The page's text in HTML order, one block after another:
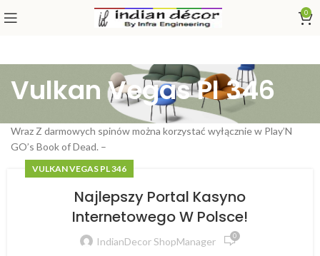
0
Vulkan Vegas Pl 346
Wraz Z darmowych spinów można korzystać wyłącznie w Play’N
GO’s Book of Dead. –
VULKAN VEGAS PL 346
Najlepszy Portal Kasyno
Internetowego W Polsce!
IndianDecor ShopManager 0